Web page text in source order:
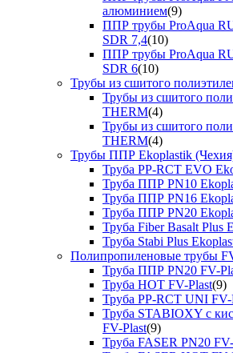
алюминием(9)
ППР трубы ProAqua
SDR 7,4(10)
ППР трубы ProAqua
SDR 6(10)
Трубы из сшитого
Трубы из сшитого
THERM(4)
Трубы из сшитого
THERM(4)
Трубы ППР Ekoplastik
Труба PP-RCT EVO
Труба ППР PN10
Труба ППР PN16
Труба ППР PN20
Труба Fiber Basalt Plus
Труба Stabi Plus
Полипропиленовые трубы
Труба ППР PN20 FV-
Труба HOT FV-Plast(9)
Труба PP-RCT UNI FV-
Труба STABIOXY с
FV-Plast(9)
Труба FASER PN20